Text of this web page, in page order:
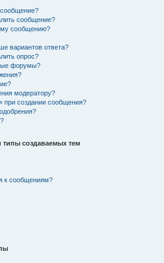
сообщение?
сообщению?
вариантов ответа?
опрос?
форумы?
модератору?
при создании сообщения?
создаваемых тем
к сообщениям?